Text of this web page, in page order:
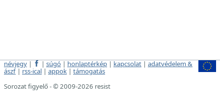
névjegy | | súgó | honlaptérkép | kapcsolat | adatvédelem &
ászf | rss-ical | appok | támogatás
Sorozat figyelő - © 2009-2026 resist